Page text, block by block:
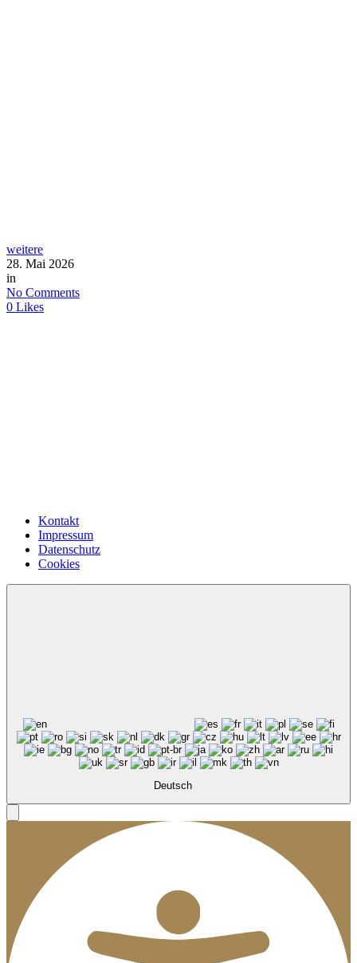
weitere
28. Mai 2026
in
No Comments
0 Likes
Kontakt
Impressum
Datenschutz
Cookies
Deutsch